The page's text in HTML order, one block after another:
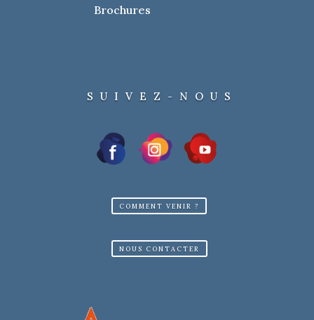
Brochures
SUIVEZ-NOUS
COMMENT VENIR ?
NOUS CONTACTER